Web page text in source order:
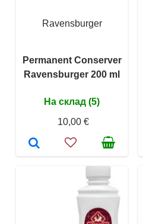
Ravensburger
Permanent Conserver
Ravensburger 200 ml
На склад (5)
10,00 €